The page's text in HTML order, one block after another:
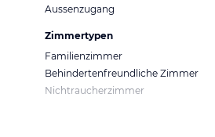
Aussenzugang
Zimmertypen
Familienzimmer
Behindertenfreundliche Zimmer
Nichtraucherzimmer